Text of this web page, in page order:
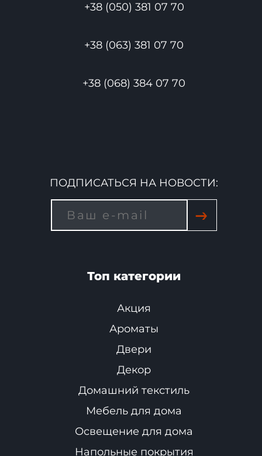
+38 (050) 381 07 70
+38 (063) 381 07 70
+38 (068) 384 07 70
ПОДПИСАТЬСЯ НА НОВОСТИ:
→
Топ категории
Акция
Ароматы
Двери
Декор
Домашний текстиль
Мебель для дома
Освещение для дома
Напольные покрытия